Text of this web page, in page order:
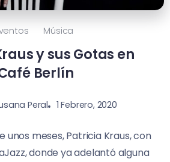
Música
y sus Gotas en
Berlín
Peral 1 Febrero, 2020
unos meses, Patricia Kraus, con
donde ya adelantó alguna